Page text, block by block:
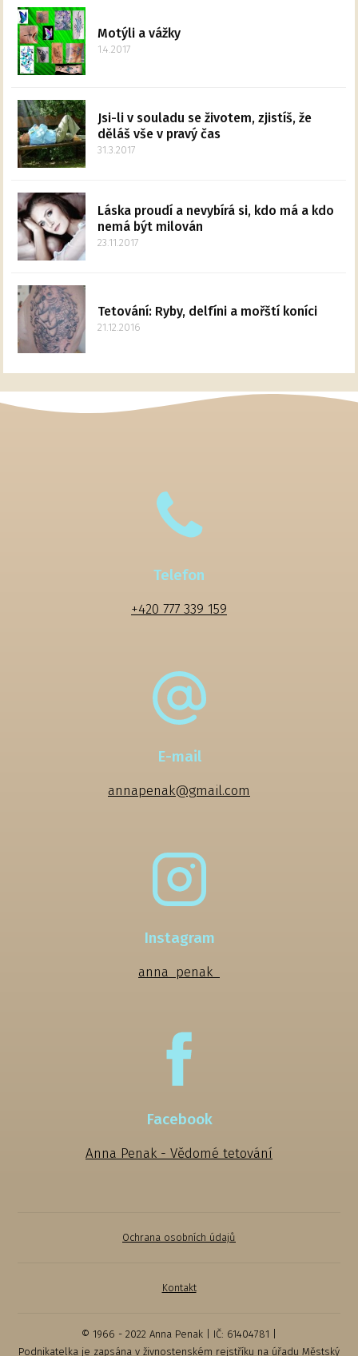
Motýli a vážky
1.4.2017
Jsi-li v souladu se životem, zjistíš, že
děláš vše v pravý čas
31.3.2017
Láska proudí a nevybírá si, kdo má a kdo
nemá být milován
23.11.2017
Tetování: Ryby, delfíni a mořští koníci
21.12.2016
Telefon
+420 777 339 159
E-mail
annapenak@gmail.com
Instagram
anna_penak_
Facebook
Anna Penak - Vědomé tetování
Ochrana osobních údajů
Kontakt
© 1966 - 2022 Anna Penak | IČ: 61404781 |
Podnikatelka je zapsána v živnostenském rejstříku na úřadu Městský